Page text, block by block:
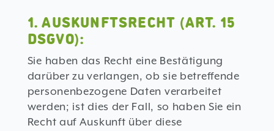
1. AUSKUNFTSRECHT (ART. 15
DSGVO):
Sie haben das Recht eine Bestätigung
darüber zu verlangen, ob sie betreffende
personenbezogene Daten verarbeitet
werden; ist dies der Fall, so haben Sie ein
Recht auf Auskunft über diese